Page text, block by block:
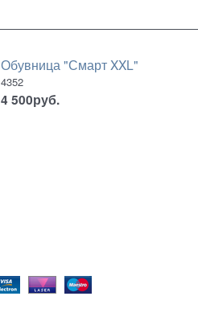
Обувница "Смарт XXL"
4352
4 500руб.